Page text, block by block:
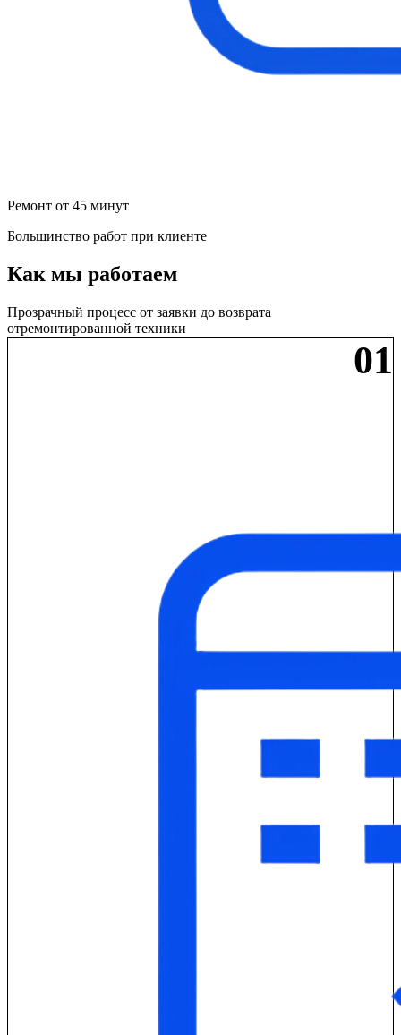
Ремонт от 45 минут
Большинство работ при клиенте
Как мы работаем
Прозрачный процесс от заявки до возврата
отремонтированной техники
01